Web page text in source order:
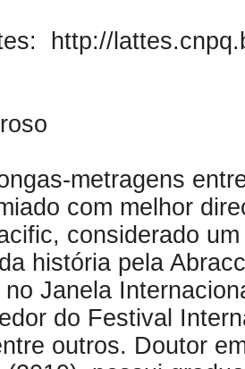
http://
metragens
com melhor
considerado
história pela
Janela
do Festival
outros. Doutor